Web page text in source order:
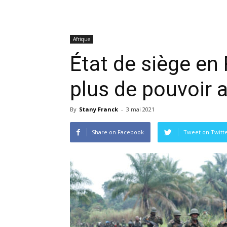
Afrique
État de siège en
plus de pouvoir
By Stany Franck - 3 mai 2021
Share on Facebook Tweet on